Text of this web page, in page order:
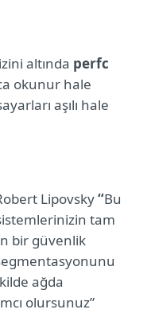
altında perfc
okunur hale
aşılı hale
Lipovsky“Bu
tam
bir güvenlik
ağda
olursunuz”